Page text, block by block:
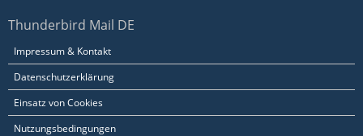
Thunderbird Mail DE
Impressum & Kontakt
Datenschutzerklärung
Einsatz von Cookies
Nutzungsbedingungen